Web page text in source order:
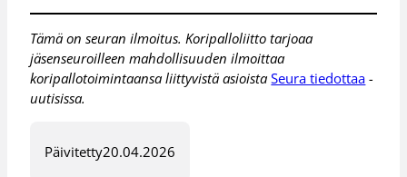
Tämä on seuran ilmoitus. Koripalloliitto tarjoaa
jäsenseuroilleen mahdollisuuden ilmoittaa
koripallotoimintaansa liittyvistä asioistaSeura tiedottaa -
uutisissa.
Päivitetty20.04.2026